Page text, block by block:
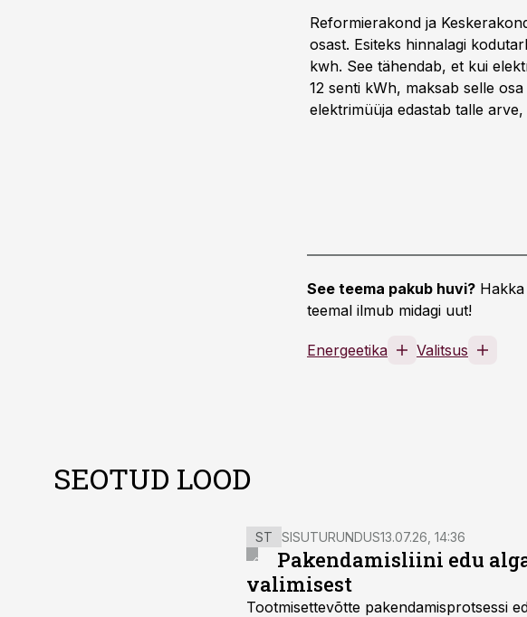
Reformierakond ja
osast. Esiteks hinnalagi
kwh. See tähendab, et kui
12 senti kWh, maksab selle
elektrimüüja edastab talle
See teema pakub huvi?
teemal ilmub midagi uut!
Energeetika Valitsus
SEOTUD LOOD
ST SISUTURUNDUS13.07.26, 14:36
Pakendamisliini edu
valimisest
Tootmisettevõtte pakendamisprotsessi